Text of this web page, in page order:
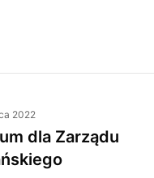
2022
dla Zarządu